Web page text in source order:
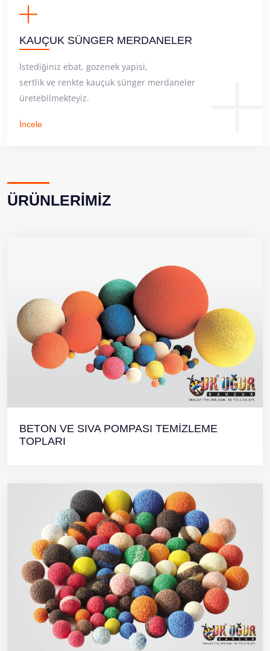
KAUÇUK SÜNGER MERDANELER
İstediğiniz ebat, gozenek yapisi,
sertlik ve renkte kauçuk sünger merdaneler
üretebilmekteyiz.
İncele
ÜRÜNLERİMİZ
BETON VE SIVA POMPASI TEMİZLEME
TOPLARI